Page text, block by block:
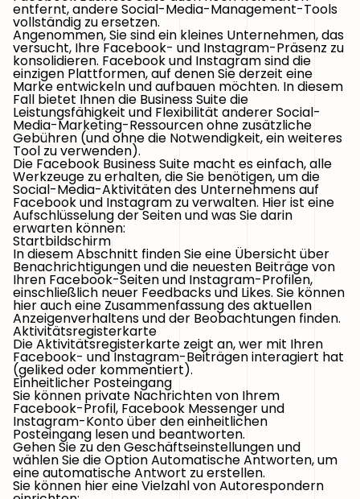
entfernt, andere Social-Media-Management-Tools
vollständig zu ersetzen.
Angenommen, Sie sind ein kleines Unternehmen, das
versucht, Ihre Facebook- und Instagram-Präsenz zu
konsolidieren. Facebook und Instagram sind die
einzigen Plattformen, auf denen Sie derzeit eine
Marke entwickeln und aufbauen möchten. In diesem
Fall bietet Ihnen die Business Suite die
Leistungsfähigkeit und Flexibilität anderer Social-
Media-Marketing-Ressourcen ohne zusätzliche
Gebühren (und ohne die Notwendigkeit, ein weiteres
Tool zu verwenden).
Die Facebook Business Suite macht es einfach, alle
Werkzeuge zu erhalten, die Sie benötigen, um die
Social-Media-Aktivitäten des Unternehmens auf
Facebook und Instagram zu verwalten. Hier ist eine
Aufschlüsselung der Seiten und was Sie darin
erwarten können:
Startbildschirm
In diesem Abschnitt finden Sie eine Übersicht über
Benachrichtigungen und die neuesten Beiträge von
Ihren Facebook-Seiten und Instagram-Profilen,
einschließlich neuer Feedbacks und Likes. Sie können
hier auch eine Zusammenfassung des aktuellen
Anzeigenverhaltens und der Beobachtungen finden.
Aktivitätsregisterkarte
Die Aktivitätsregisterkarte zeigt an, wer mit Ihren
Facebook- und Instagram-Beiträgen interagiert hat
(geliked oder kommentiert).
Einheitlicher Posteingang
Sie können private Nachrichten von Ihrem
Facebook-Profil, Facebook Messenger und
Instagram-Konto über den einheitlichen
Posteingang lesen und beantworten.
Gehen Sie zu den Geschäftseinstellungen und
wählen Sie die Option Automatische Antworten, um
eine automatische Antwort zu erstellen.
Sie können hier eine Vielzahl von Autorespondern